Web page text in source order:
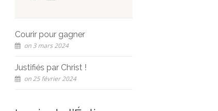
Courir pour gagner
on 3 mars 2024
Justifiés par Christ !
on 25 février 2024